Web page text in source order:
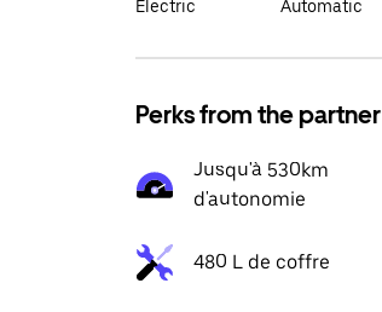
Electric
Automatic
Perks from the partner
Jusqu'à 530km
d'autonomie
480 L de coffre